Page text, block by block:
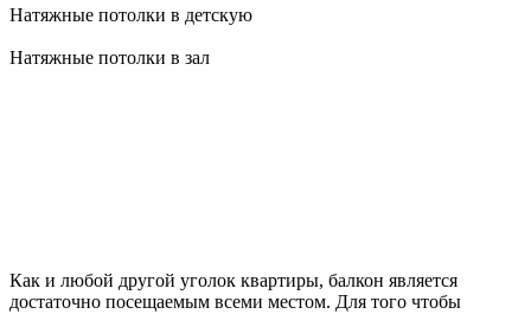
Натяжные потолки в детскую
Натяжные потолки в зал
Как и любой другой уголок квартиры, балкон является
достаточно посещаемым всеми местом. Для того чтобы